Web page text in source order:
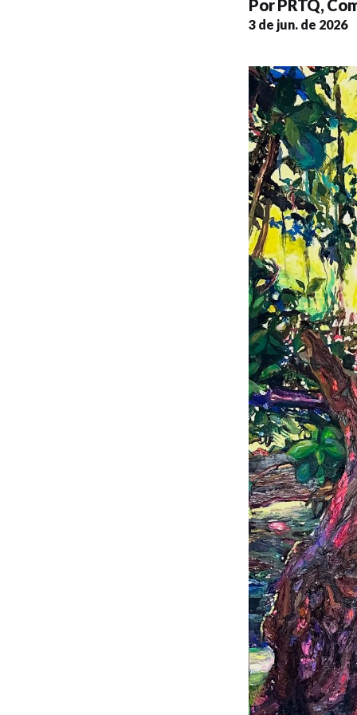
Por PRTQ,
3 de jun. de 2026